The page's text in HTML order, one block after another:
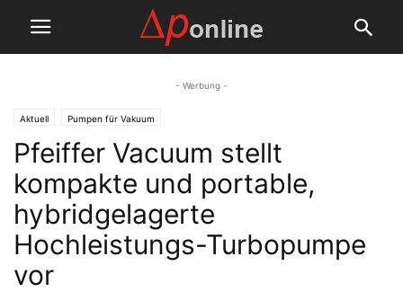
- Werbung -
Aktuell Pumpen für Vakuum
Pfeiffer Vacuum stellt
kompakte und portable,
hybridgelagerte
Hochleistungs-Turbopumpe
vor